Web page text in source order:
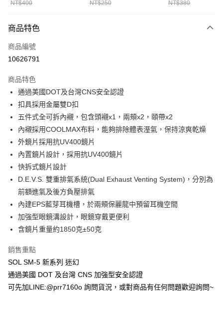
7-11取貨付款(安全帽一頂以上請選宅配)
每筆NT$100，滿NT$1,000(含以上)免運費
袋 安全帽配件
NT$400
山 釣魚 MK-09 耀瑪騎
NT$250
A016 耀瑪騎士安
NT$380
商品特色
商品編號
10626791
商品特色
通過美國DOT及台灣CNS安全認證
扣具採用金屬雙D扣
五件式全可拆內襯，包含頭襯x1，兩頰x2，頤帶x2
內襯採用COOLMAX布料，能夠排除體表溼氣，保持涼爽乾燥
外鏡片採用抗UV400鏡片
內置鏡片設計，採用抗UV400鏡片
快拆式鏡片設計
D.E.V.S. 雙重排氣系統(Dual Exhaust Venting System)，分別為
前額進氣及後方負壓排氣
內建EPS藍芽耳機槽，於兩頰保麗龍中預留耳機空間
加強型眼鏡溝設計，眼鏡穿戴更便利
含鏡片重量約1850克±50克
銷售重點
SOL SM-5 新系列 迷幻
通過美國 DOT 及台灣 CNS 加強型安全認證
可先加LINE:@prr7160o 詢問貨況，或對商品有任何問題歡迎詢問~